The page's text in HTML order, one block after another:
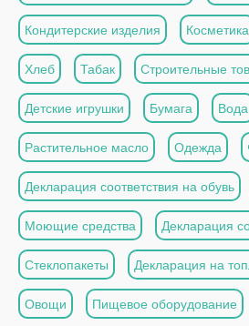
Кондитерские изделия Косметика
Хлеб Табак Строительные
Детские игрушки Бумага Вода
Растительное масло Одежда
Декларация соответствия на обувь
Моющие средства Декларация
Стеклопакеты Декларация на
Овощи Пищевое оборудование